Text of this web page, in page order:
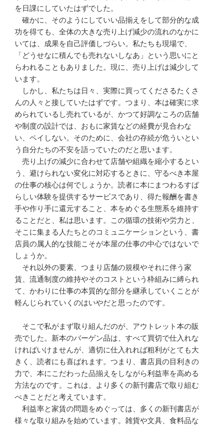
を日課にしていたはずでした。
確かに、そのようにしていい品揃えをして部分的な成
功を得ても、全体の大きな売り上げ減少の流れのなかに
いては、成果を自己評価しづらい。私たちも現場で、
「どうせなに積んでも売れないしなあ」という思いにと
らわれることもありました。現に、売り上げは減少して
います。
しかし、私たちは日々、実際に買ってくださるたくさ
んの人々と接していたはずです。つまり、本は確実に求
められているし売れているが、かつて好調なころの店舗
や制度の設計では、おもに家賃などの経費が見合わな
い、ペイしない。そのために、会社の存続が危ういとい
う自分たちの不安を語っていたのだと思います。
売り上げの減少に合わせて店舗や組織を縮小するとい
う、避けられない変化に対応するときに、守るべき本屋
の仕事の核心は何でしょうか。読者に本にまつわるすば
らしい体験を提供するサービスであり、得た報酬を書き
手や作り手に還元すること、本をめぐる生態系を維持す
ることだと、私は思います。この循環の技術や労力と、
そこに集まる人たちとのコミュニケーションという、書
店員の属人的な技能こそが本屋の仕事の中心ではないで
しょうか。
それ以外の要素、つまり店舗の規模やそれに伴う家
賃、流通制度の維持やそのコストという枠組みに縛られ
て、かわりに仕事の本質的な部分を継承していくことが
軽んじられていくのはいやだと思ったのです。
そこで私がまず取り組んだのが、アウトレット本の販
売でした。新本のバーゲン品は、すべて買切で仕入れな
ければいけませんが、適切に仕入れれば粗利がとても大
きく、読者にも喜ばれます。つまり、書店員の目利きの
力で、本にこだわった品揃えをしながら利益率を高める
方法なのです。これは、より多くの新刊書店で取り組む
べきことだと考えています。
利益率と家賃の問題をめぐっては、多くの新刊書店が
様々な取り組みを始めています。雑貨や文具、食料品な